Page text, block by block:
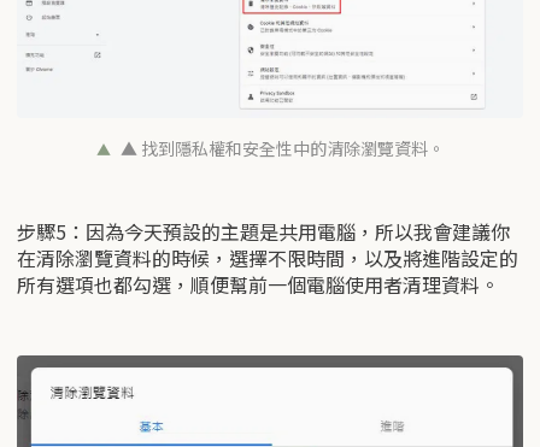
▲ 找到隱私權和安全性中的清除瀏覽資料。
步驟5：因為今天預設的主題是共用電腦，所以我會建議你
在清除瀏覽資料的時候，選擇不限時間，以及將進階設定的
所有選項也都勾選，順便幫前一個電腦使用者清理資料。